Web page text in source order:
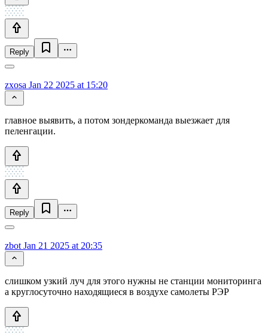
Reply
zxosa Jan 22 2025 at 15:20
главное выявить, а потом зондеркоманда выезжает для
пеленгации.
Reply
zbot Jan 21 2025 at 20:35
слишком узкий луч для этого нужны не станции мониторинга
а круглосуточно находящиеся в воздухе самолеты РЭР